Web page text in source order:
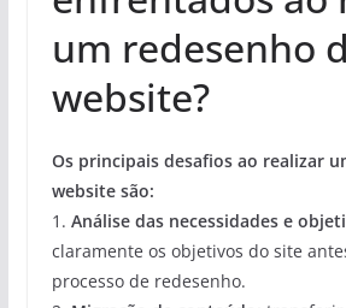
um redesenho
website?
Os principais desafios ao realizar
website são:
1. Análise das necessidades e
claramente os objetivos do site
processo de redesenho.